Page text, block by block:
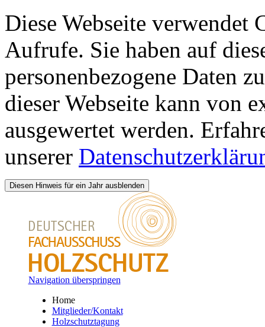
Diese Webseite verwendet
Aufrufe. Sie haben auf
personenbezogene Daten
dieser Webseite kann von
ausgewertet werden.
unserer
Navigation überspringen
Home
Mitglieder/Kontakt
Holzschutztagung